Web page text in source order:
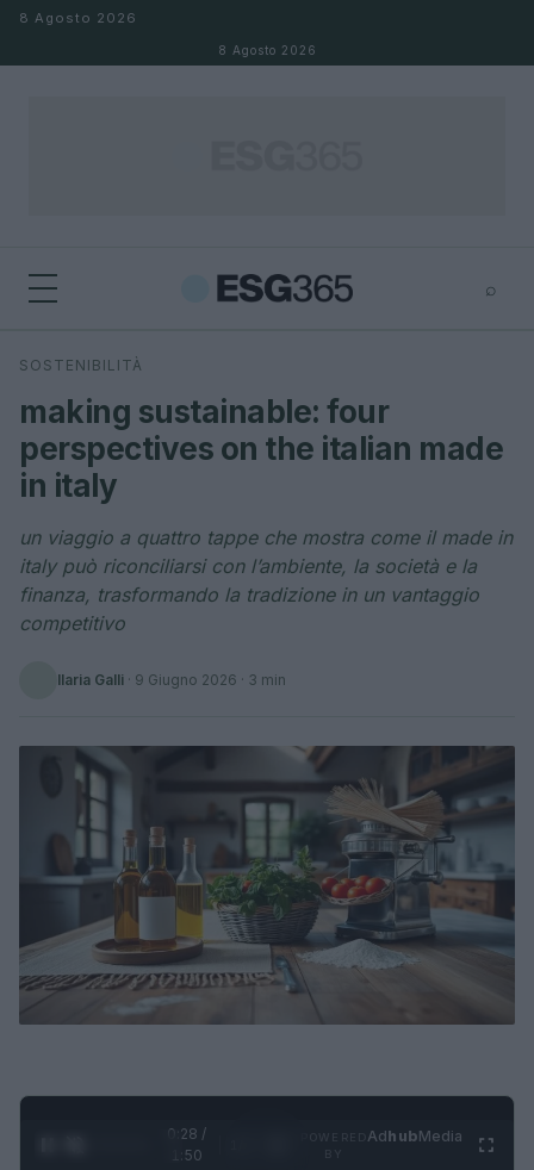
Salta al contenuto
8 Agosto 2026
8 Agosto 2026
⌕
Cerca
SOSTENIBILITÀ
making sustainable: four
perspectives on the italian made
in italy
un viaggio a quattro tappe che mostra come il made in
italy può riconciliarsi con l’ambiente, la società e la
finanza, trasformando la tradizione in un vantaggio
competitivo
Ilaria Galli · 9 Giugno 2026 · 3 min
0:29 /
1:50
AdhubMedia